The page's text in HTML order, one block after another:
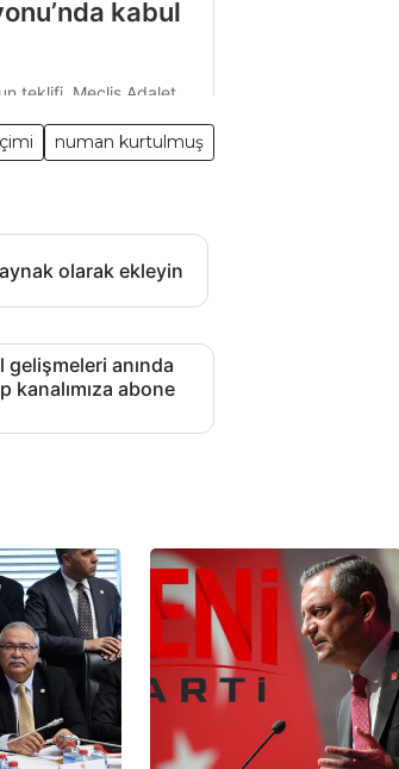
numan kurtulmuş
olarak ekleyin
gelişmeleri anında
kanalımıza abone